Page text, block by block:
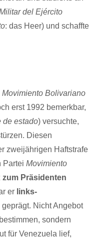
del Ejército
: das Heer) und schaffte
Movimiento Bolivariano
erst 1992 bemerkbar,
de estado) versuchte,
Diesen
zweijährigen Haftstrafe
Partei Movimiento
zum Präsidenten
er links-
geprägt. Nicht Angebot
sondern
für Venezuela lief,